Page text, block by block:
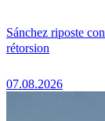
Sánchez riposte
rétorsion
07.08.2026